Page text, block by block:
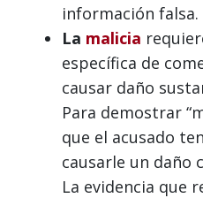
información falsa.
La malicia
específica de
causar daño
Para demostrar
que el acusado
causarle un daño
La evidencia que